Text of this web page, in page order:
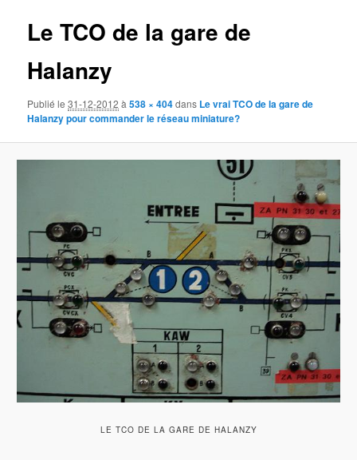
Le TCO de la gare de
Halanzy
Publié le31-12-2012 à538 × 404dans Le vrai TCO de la gare de
Halanzy pour commander le réseau miniature?
LE TCO DE LA GARE DE HALANZY